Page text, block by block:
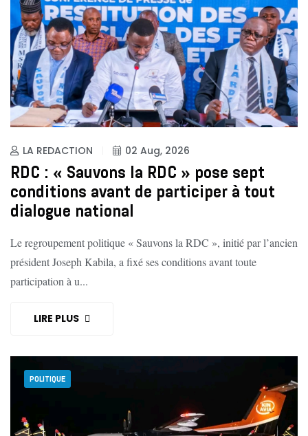
LA REDACTION 02 Aug, 2026
RDC : « Sauvons la RDC » pose sept
conditions avant de participer à tout
dialogue national
Le regroupement politique « Sauvons la RDC », initié par l’ancien
président Joseph Kabila, a fixé ses conditions avant toute
participation à u...
LIRE PLUS
POLITIQUE